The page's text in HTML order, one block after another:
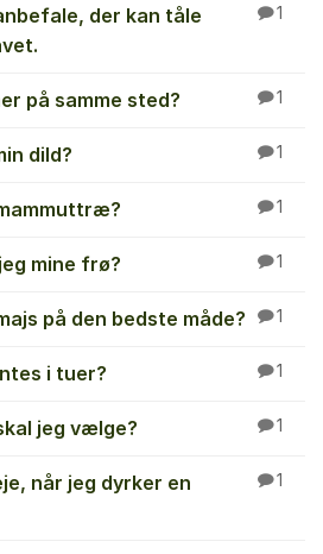
der kan tåle
1
på samme sted? 1
dild? 1
1
mine frø? 1
på den bedste måde? 1
i tuer? 1
jeg vælge? 1
når jeg dyrker en
1